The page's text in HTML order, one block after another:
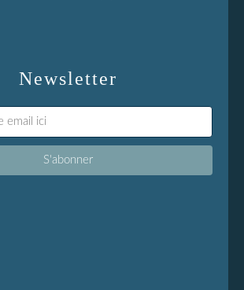
Newsletter